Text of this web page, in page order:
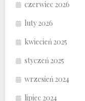
czerwiec 2026
luty 2026
kwiecień 2025
styczeń 2025
wrzesień 2024
lipiec 2024